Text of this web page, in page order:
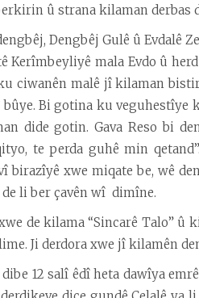
û strana kilaman derbas
Dengbêj Gulê û Evdalê
Kerîmbeyliyê mala Evdo û
ciwanên malê jî kilaman
bûye. Bi gotina ku veguhestîye
dide gotin. Gava Reso bi
te perda guhê min
birazîyê xwe miqate be, wê
de li ber çavên wî dimîne.
de kilama “Sincarê Talo” û
Ji derdora xwe jî kilamên
dibe 12 salî êdî heta dawîya